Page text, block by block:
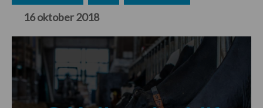
16 oktober 2018